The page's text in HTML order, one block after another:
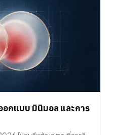
อกแบบ มินิมอล และการ